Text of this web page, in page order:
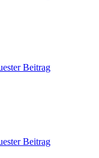
Beitrag
Beitrag